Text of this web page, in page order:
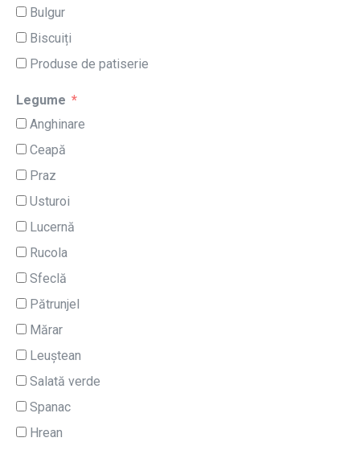
Bulgur
Biscuiți
Produse de patiserie
Legume
Anghinare
Ceapă
Praz
Usturoi
Lucernă
Rucola
Sfeclă
Pătrunjel
Mărar
Leuștean
Salată verde
Spanac
Hrean